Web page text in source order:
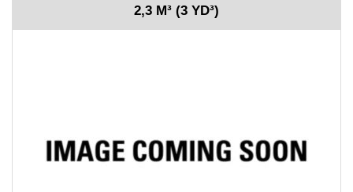
2,3 M³ (3 YD³)